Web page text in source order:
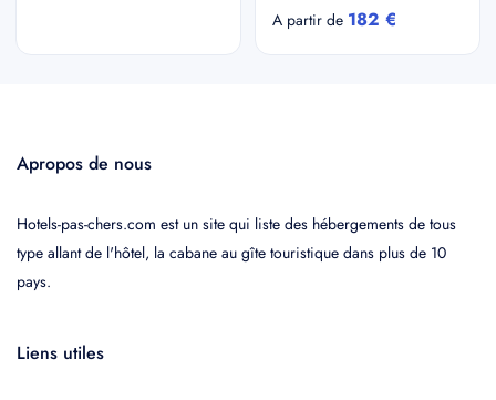
A partir de 182 €
Apropos de nous
Hotels-pas-chers.com est un site qui liste des hébergements de tous
type allant de l'hôtel, la cabane au gîte touristique dans plus de 10
pays.
Liens utiles